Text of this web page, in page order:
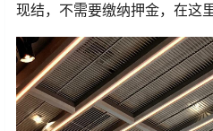
现结，不需要缴纳押金，在这